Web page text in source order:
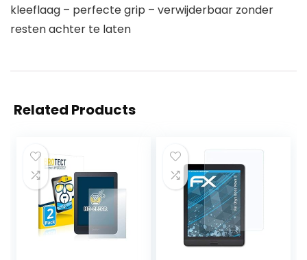
kleeflaag – perfecte grip – verwijderbaar zonder
resten achter te laten
Related Products